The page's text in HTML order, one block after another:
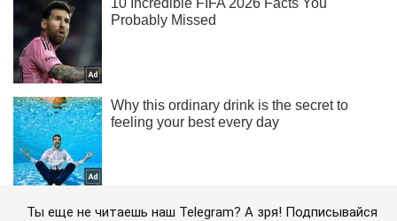
Ты еще не читаешь наш Telegram? А зря! Подписывайся